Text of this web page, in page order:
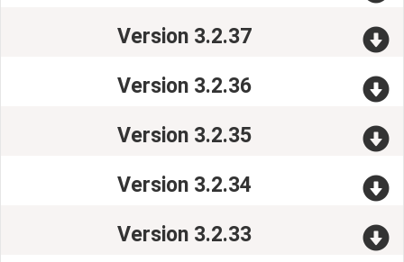
Version 3.2.37
Version 3.2.36
Version 3.2.35
Version 3.2.34
Version 3.2.33